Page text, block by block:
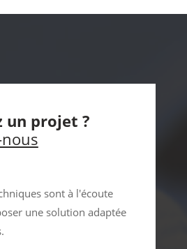
un projet ?
sont à l'écoute
une solution adaptée